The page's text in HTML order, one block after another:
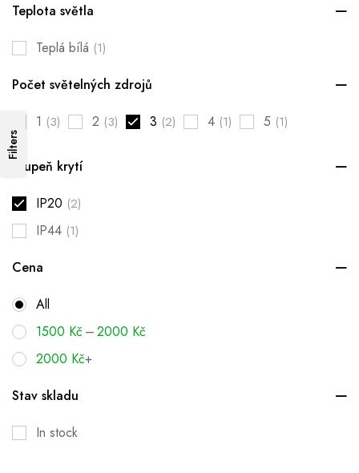
Teplota světla
Teplá bílá (1)
Počet světelných zdrojů
1 (3) 2 (3) 3 (2) 4 (1) 5 (1)
Stupeň krytí
IP20 (2)
IP44 (1)
Cena
All
1500 Kč –2000 Kč
2000 Kč+
Stav skladu
In stock
Filters